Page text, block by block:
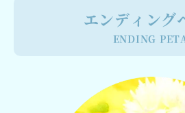
エンディング
ENDING